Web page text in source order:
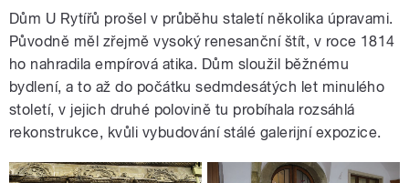
Dům U Rytířů prošel v průběhu staletí několika úpravami.
Původně měl zřejmě vysoký renesanční štít, v roce 1814
ho nahradila empírová atika. Dům sloužil běžnému
bydlení, a to až do počátku sedmdesátých let minulého
století, v jejich druhé polovině tu probíhala rozsáhlá
rekonstrukce, kvůli vybudování stálé galerijní expozice.